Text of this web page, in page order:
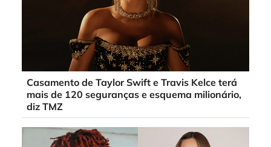
Casamento de Taylor Swift e Travis Kelce terá
mais de 120 seguranças e esquema milionário,
diz TMZ